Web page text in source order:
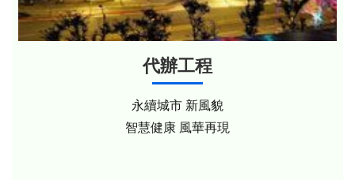
代辦工程
永續城市 新風貌
智慧健康 風華再現